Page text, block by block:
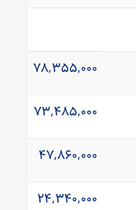
۷۸,۳۵۵,۰۰۰
۷۳,۴۸۵,۰۰۰
۴۷,۸۶۰,۰۰۰
۲۴,۳۴۰,۰۰۰